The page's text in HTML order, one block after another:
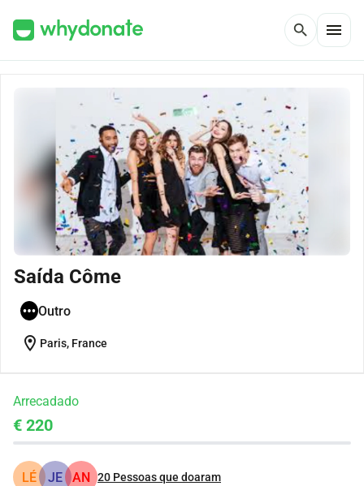
search menu
Saída Côme
Outro
location_on Paris, France
Arrecadado
€ 220
LÉ JE AN 20 Pessoas que doaram